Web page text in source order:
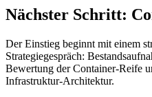
Nächster Schritt:
Der Einstieg beginnt mit einem
Strategiegespräch:
Bewertung der Container-Reife
Infrastruktur-Architektur.